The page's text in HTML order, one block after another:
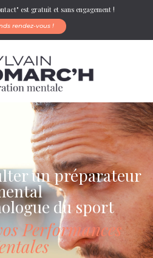
est gratuit et sans engagement !
rendez-vous !
un préparateur
du sport
Performances